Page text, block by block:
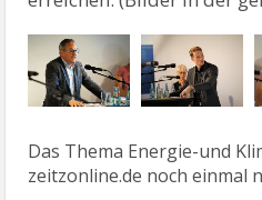
Das Thema Energie-und
zeitzonline.de noch einmal